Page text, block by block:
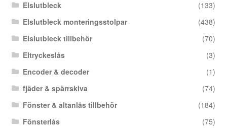
Elslutbleck
(133)
Elslutbleck monteringsstolpar
(438)
Elslutbleck tillbehör
(70)
Eltryckeslås
(3)
Encoder & decoder
(1)
fjäder & spärrskiva
(74)
Fönster & altanlås tillbehör
(184)
Fönsterlås
(75)